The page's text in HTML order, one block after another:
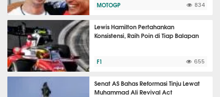
MOTOGP 834
Lewis Hamilton Pertahankan
Konsistensi, Raih Poin di Tiap Balapan
F1 655
Senat AS Bahas Reformasi Tinju Lewat
Muhammad Ali Revival Act